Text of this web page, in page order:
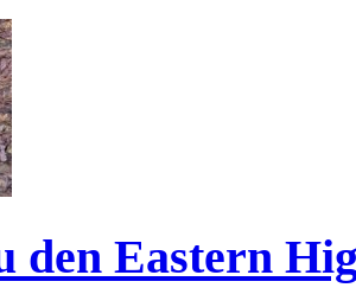
den Eastern